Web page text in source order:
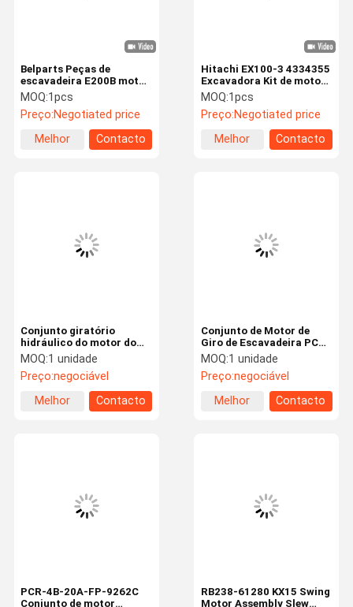
Hitachi EX100-3 4334355
Excavadora Kit de motor
de balanço para mini-
excavadora
MOQ:1pcs
Preço:Negotiated price
Melhor
Contacto
Belparts Peças de
escavadeira E200B motor
balançador 964393
motor giratório
MOQ:1pcs
Preço:Negotiated price
Melhor
Contacto
Conjunto de Motor de
Giro de Escavadeira PCR-
2B-10A-8689A
Dispositivo de Giro
Rotativo Caixa de
Redução de Giro de
Escavadeira Belparts
MOQ:1 unidade
Preço:negociável
Melhor
Contacto
Conjunto giratório
hidráulico do motor do
balanço do motor da
máquina escavadora do
mercado de acessórios
EX60 SGD25 20925447
com redutor
MOQ:1 unidade
Preço:negociável
Melhor
Contacto
RB238-61280 KX15 Swing
Motor Assembly Slew
PCR-4B-20A-FP-9262C
Conjunto de motor